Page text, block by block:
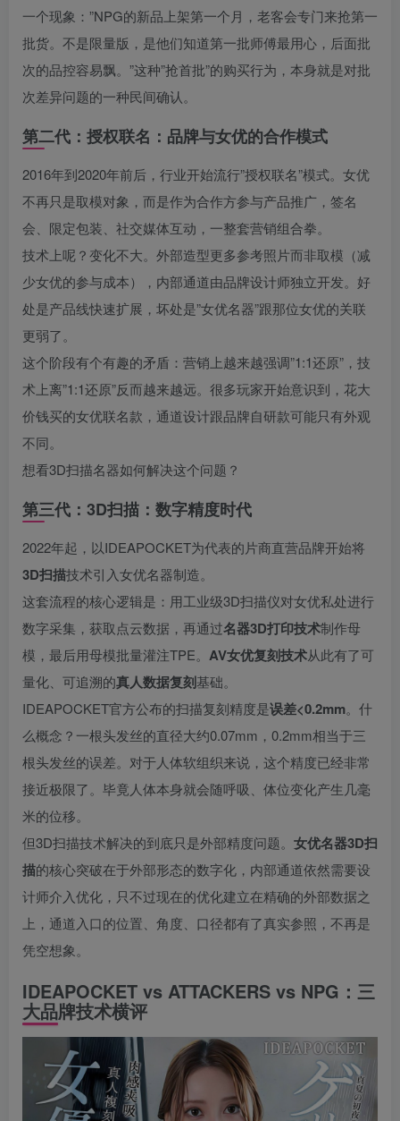
一个现象：”NPG的新品上架第一个月，老客会专门来抢第一
批货。不是限量版，是他们知道第一批师傅最用心，后面批
次的品控容易飘。”这种”抢首批”的购买行为，本身就是对批
次差异问题的一种民间确认。
第二代：授权联名：品牌与女优的合作模式
2016年到2020年前后，行业开始流行”授权联名”模式。女优
不再只是取模对象，而是作为合作方参与产品推广，签名
会、限定包装、社交媒体互动，一整套营销组合拳。
技术上呢？变化不大。外部造型更多参考照片而非取模（减
少女优的参与成本），内部通道由品牌设计师独立开发。好
处是产品线快速扩展，坏处是”女优名器”跟那位女优的关联
更弱了。
这个阶段有个有趣的矛盾：营销上越来越强调”1:1还原”，技
术上离”1:1还原”反而越来越远。很多玩家开始意识到，花大
价钱买的女优联名款，通道设计跟品牌自研款可能只有外观
不同。
想看3D扫描名器如何解决这个问题？
第三代：3D扫描：数字精度时代
2022年起，以IDEAPOCKET为代表的片商直营品牌开始将
3D扫描技术引入女优名器制造。
这套流程的核心逻辑是：用工业级3D扫描仪对女优私处进行
数字采集，获取点云数据，再通过名器3D打印技术制作母
模，最后用母模批量灌注TPE。 AV女优复刻技术从此有了可
量化、可追溯的真人数据复刻基础。
IDEAPOCKET官方公布的扫描复刻精度是误差<0.2mm。什
么概念？一根头发丝的直径大约0.07mm，0.2mm相当于三
根头发丝的误差。对于人体软组织来说，这个精度已经非常
接近极限了。毕竟人体本身就会随呼吸、体位变化产生几毫
米的位移。
但3D扫描技术解决的到底只是外部精度问题。 女优名器3D扫
描的核心突破在于外部形态的数字化，内部通道依然需要设
计师介入优化，只不过现在的优化建立在精确的外部数据之
上，通道入口的位置、角度、口径都有了真实参照，不再是
凭空想象。
IDEAPOCKET vs ATTACKERS vs NPG：三
大品牌技术横评